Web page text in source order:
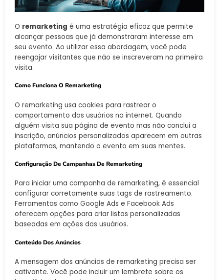
O remarketing é uma estratégia eficaz que permite
alcançar pessoas que já demonstraram interesse em
seu evento. Ao utilizar essa abordagem, você pode
reengajar visitantes que não se inscreveram na primeira
visita.
Como Funciona O Remarketing
O remarketing usa cookies para rastrear o
comportamento dos usuários na internet. Quando
alguém visita sua página de evento mas não conclui a
inscrição, anúncios personalizados aparecem em outras
plataformas, mantendo o evento em suas mentes.
Configuração De Campanhas De Remarketing
Para iniciar uma campanha de remarketing, é essencial
configurar corretamente suas tags de rastreamento.
Ferramentas como Google Ads e Facebook Ads
oferecem opções para criar listas personalizadas
baseadas em ações dos usuários.
Conteúdo Dos Anúncios
A mensagem dos anúncios de remarketing precisa ser
cativante. Você pode incluir um lembrete sobre os